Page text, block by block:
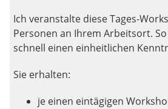
Ich veranstalte diese Tages-
Personen an Ihrem Arbeitsort.
schnell einen einheitlichen
Sie erhalten:
je einen eintägigen